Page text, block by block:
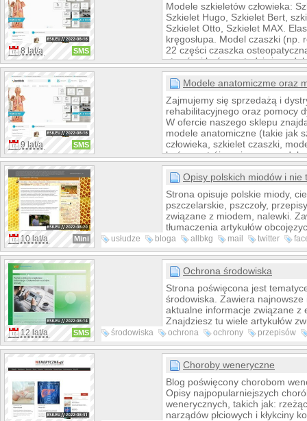
sprawdzające stopień
oraz pobrać arkusze maturalne
chemii z poprzednich lat.
8 lat/a SMS
Modele szkieletów człowieka:
Szkielet Hugo, Szkielet Bert,
Szkielet Otto, Szkielet MAX.
kręgosłupa. Model czaszki (np.
22 części czaszka
stawów i kończyn tudzież
układów i narządów.
9 lat/a SMS
Modele anatomiczme oraz
Zajmujemy się sprzedażą i
rehabilitacyjnego oraz pomocy
W ofercie naszego sklepu
modele anatomiczne (takie jak
człowieka, szkielet czaszki,
kończyn, trójwymiarowe
fantomy medyczne).
10 lat/a Mini
Opisy polskich miodów i nie
Strona opisuje polskie miody,
pszczelarskie, pszczoły,
związane z miodem, nalewki.
tłumaczenia artykułów
ciekawostki ze siata jak również
zaprzyjaźnionych pszczelarzy i
pszczół z całego świata...
usłudze bloga allbkg mail twitter
wyślij
pocztą
12 lat/a SMS
Ochrona środowiska
Strona poświęcona jest
środowiska. Zawiera najnowsze
aktualne informacje związane z
Znajdziesz tu wiele artykułów
między innymi z
powietrza, żywnością
modyfikowaną, odnawialnymi
wiele innych ciekawych faktów
środowiska ochrona ochrony
przepisów
wykorzystanie
polonia większą poprzez
Choroby weneryczne
Blog poświęcony chorobom
Opisy najpopularniejszych
wenerycznych, takich jak:
narządów płciowych i kłykciny